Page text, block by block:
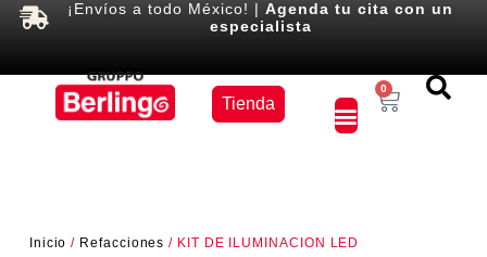
¡Envíos a todo México! |Agenda tu cita con un
especialista
Tienda
0
Inicio / Refacciones / KIT DE ILUMINACION LED